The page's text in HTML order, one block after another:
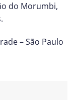
do Morumbi,
– São Paulo